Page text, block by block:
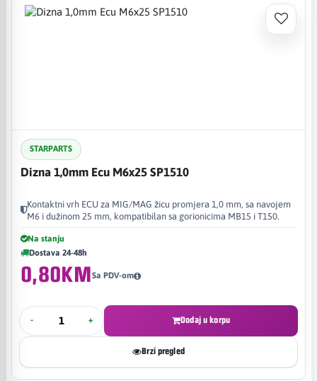
STARPARTS
Dizna 1,0mm Ecu M6x25 SP1510
Kontaktni vrh ECU za MIG/MAG žicu promjera 1,0 mm, sa navojem
M6 i dužinom 25 mm, kompatibilan sa gorionicima MB15 i T150.
Na stanju
Dostava 24-48h
0,80KMSa PDV-om
- + Dodaj u korpu
Brzi pregled